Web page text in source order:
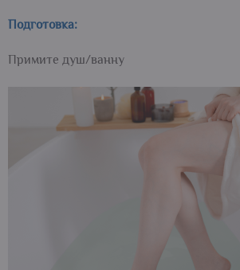
Подготовка:
Примите душ/ванну